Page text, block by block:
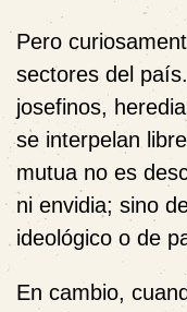
Pero
sectores del
josefinos,
se interpelan
mutua no es
ni envidia; sino
ideológico o de
En cambio,